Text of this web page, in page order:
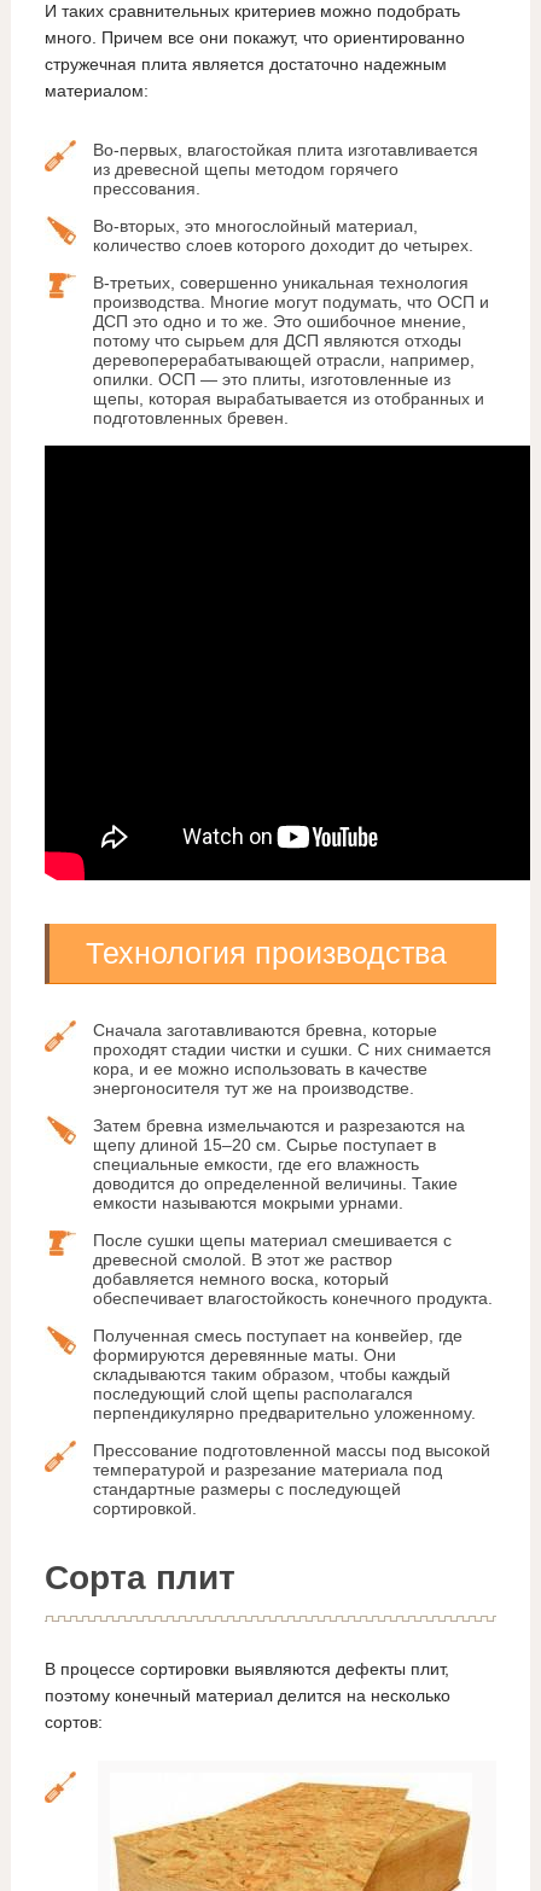
И таких сравнительных критериев можно подобрать
много. Причем все они покажут, что ориентированно
стружечная плита является достаточно надежным
материалом:
Во-первых, влагостойкая плита изготавливается
из древесной щепы методом горячего
прессования.
Во-вторых, это многослойный материал,
количество слоев которого доходит до четырех.
В-третьих, совершенно уникальная технология
производства. Многие могут подумать, что ОСП и
ДСП это одно и то же. Это ошибочное мнение,
потому что сырьем для ДСП являются отходы
деревоперерабатывающей отрасли, например,
опилки. ОСП — это плиты, изготовленные из
щепы, которая вырабатывается из отобранных и
подготовленных бревен.
Технология производства
Сначала заготавливаются бревна, которые
проходят стадии чистки и сушки. С них снимается
кора, и ее можно использовать в качестве
энергоносителя тут же на производстве.
Затем бревна измельчаются и разрезаются на
щепу длиной 15–20 см. Сырье поступает в
специальные емкости, где его влажность
доводится до определенной величины. Такие
емкости называются мокрыми урнами.
После сушки щепы материал смешивается с
древесной смолой. В этот же раствор
добавляется немного воска, который
обеспечивает влагостойкость конечного продукта.
Полученная смесь поступает на конвейер, где
формируются деревянные маты. Они
складываются таким образом, чтобы каждый
последующий слой щепы располагался
перпендикулярно предварительно уложенному.
Прессование подготовленной массы под высокой
температурой и разрезание материала под
стандартные размеры с последующей
сортировкой.
Сорта плит
В процессе сортировки выявляются дефекты плит,
поэтому конечный материал делится на несколько
сортов: